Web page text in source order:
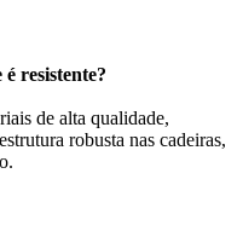
resistente?
de alta qualidade,
robusta nas cadeiras,